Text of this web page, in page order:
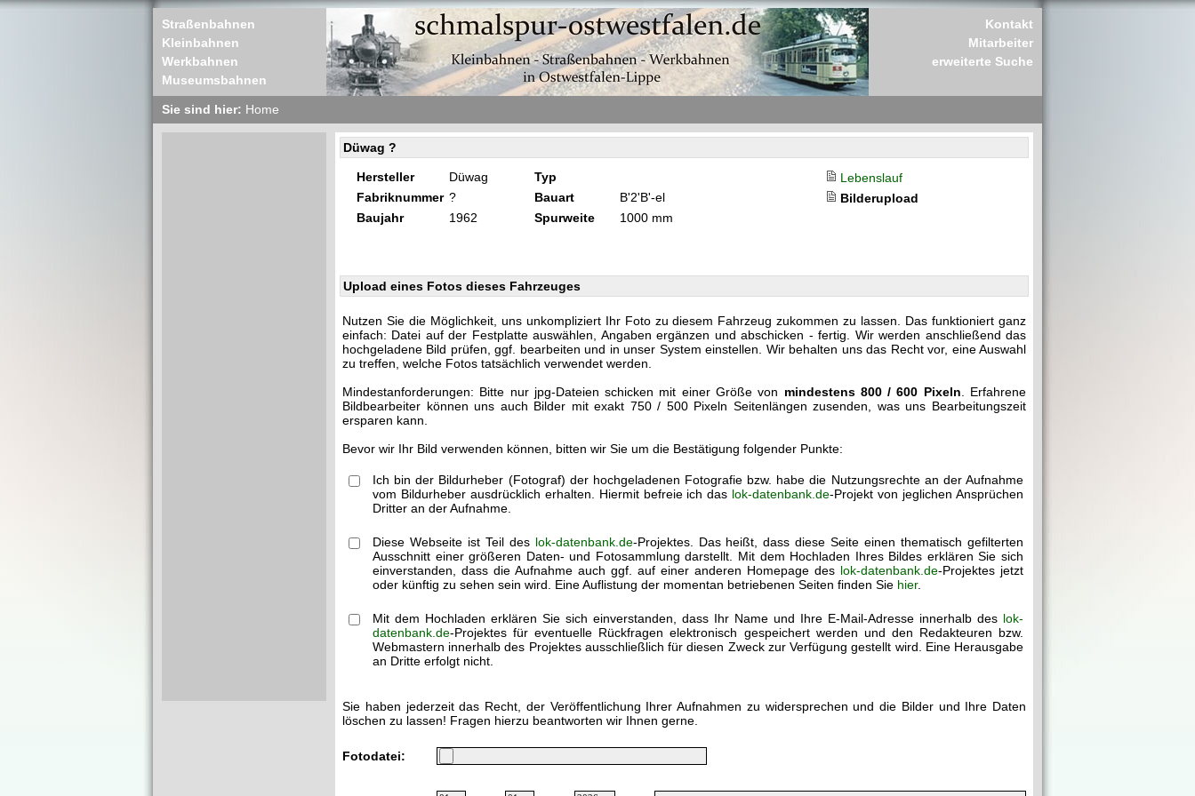
Straßenbahnen
Kleinbahnen
Werkbahnen
Museumsbahnen
Kontakt
Mitarbeiter
erweiterte Suche
Sie sind hier: Home
Düwag ?
Hersteller Düwag Typ
Lebenslauf
Fabriknummer ? Bauart B'2'B'-el
Bilderupload
Baujahr
1962 Spurweite 1000 mm
Upload eines Fotos dieses Fahrzeuges
Nutzen Sie die Möglichkeit, uns unkompliziert Ihr Foto zu diesem Fahrzeug zukommen zu lassen. Das funktioniert ganz
einfach: Datei auf der Festplatte auswählen, Angaben ergänzen und abschicken - fertig. Wir werden anschließend das
hochgeladene Bild prüfen, ggf. bearbeiten und in unser System einstellen. Wir behalten uns das Recht vor, eine Auswahl
zu treffen, welche Fotos tatsächlich verwendet werden.
Mindestanforderungen: Bitte nur jpg-Dateien schicken mit einer Größe von mindestens 800 / 600 Pixeln . Erfahrene
Bildbearbeiter können uns auch Bilder mit exakt 750 / 500 Pixeln Seitenlängen zusenden, was uns Bearbeitungszeit
ersparen kann.
Bevor wir Ihr Bild verwenden können, bitten wir Sie um die Bestätigung folgender Punkte:
Ich bin der Bildurheber (Fotograf) der hochgeladenen Fotografie bzw. habe die Nutzungsrechte an der Aufnahme
vom Bildurheber ausdrücklich erhalten. Hiermit befreie ich das lok-datenbank.de-Projekt von jeglichen Ansprüchen
Dritter an der Aufnahme.
Diese Webseite ist Teil des lok-datenbank.de-Projektes. Das heißt, dass diese Seite einen thematisch gefilterten
Ausschnitt einer größeren Daten- und Fotosammlung darstellt. Mit dem Hochladen Ihres Bildes erklären Sie sich
einverstanden, dass die Aufnahme auch ggf. auf einer anderen Homepage des lok-datenbank.de-Projektes jetzt
oder künftig zu sehen sein wird. Eine Auflistung der momentan betriebenen Seiten finden Sie hier.
Mit dem Hochladen erklären Sie sich einverstanden, dass Ihr Name und Ihre E-Mail-Adresse innerhalb des lok-
datenbank.de-Projektes für eventuelle Rückfragen elektronisch gespeichert werden und den Redakteuren bzw.
Webmastern innerhalb des Projektes ausschließlich für diesen Zweck zur Verfügung gestellt wird. Eine Herausgabe
an Dritte erfolgt nicht.
Sie haben jederzeit das Recht, der Veröffentlichung Ihrer Aufnahmen zu widersprechen und die Bilder und Ihre Daten
löschen zu lassen! Fragen hierzu beantworten wir Ihnen gerne.
Fotodatei: